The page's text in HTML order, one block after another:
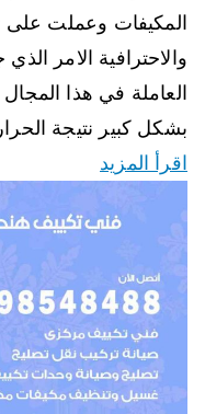
المكيفات وعملت على
والاحترافية الامر
العاملة في هذا
بشكل كبير نتيجة
اقرأ المزيد